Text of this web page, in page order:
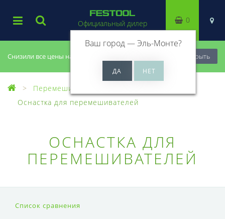
Снизили все цены на 20%, успей купить! Закрыть
Официальный дилер
Ваш город —Эль-Монте?
0
Перемешиватели
Оснастка для перемешивателей
ОСНАСТКА ДЛЯ
ПЕРЕМЕШИВАТЕЛЕЙ
Список сравнения